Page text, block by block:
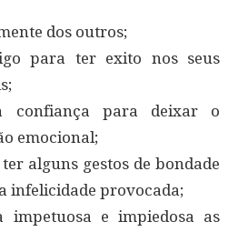
dos outros;
para ter exito nos seus
confiança para deixar o
emocional;
alguns gestos de bondade
infelicidade provocada;
e impiedosa as